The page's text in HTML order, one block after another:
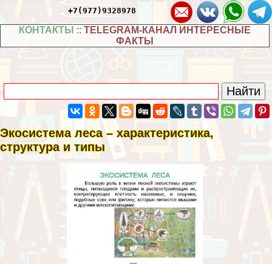
+7(977)9328978
КОНТАКТЫ :: TELEGRAM-КАНАЛ ИНТЕРЕСНЫЕ
ФАКТЫ
Экосистема леса – хаpaктеристика,
структура и типы